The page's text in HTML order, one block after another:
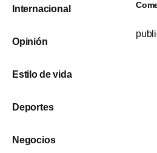
Internacional
Opinión
Estilo de vida
Deportes
Negocios